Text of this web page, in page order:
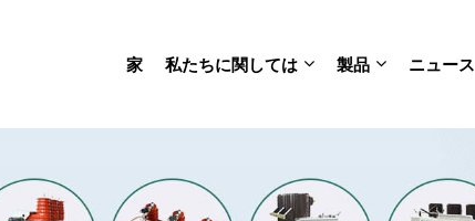
家 私たちに関しては 製品 ニュース